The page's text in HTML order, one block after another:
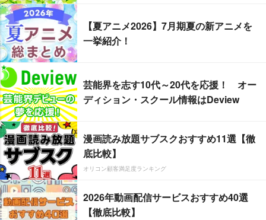
【夏アニメ2026】7月期夏の新アニメを
一挙紹介！
芸能界を志す10代～20代を応援！ オー
ディション・スクール情報はDeview
漫画読み放題サブスクおすすめ11選【徹
底比較】
オリコン顧客満足度ランキング
2026年動画配信サービスおすすめ40選
【徹底比較】